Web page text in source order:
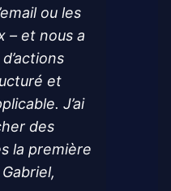
ou les
– et nous a
et
J’ai
des
la première